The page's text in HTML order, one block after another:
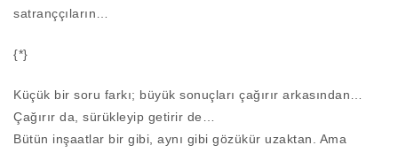
satranççıların…
{*}
Küçük bir soru farkı; büyük sonuçları çağırır arkasından…
Çağırır da, sürükleyip getirir de…
Bütün inşaatlar bir gibi, aynı gibi gözükür uzaktan. Ama